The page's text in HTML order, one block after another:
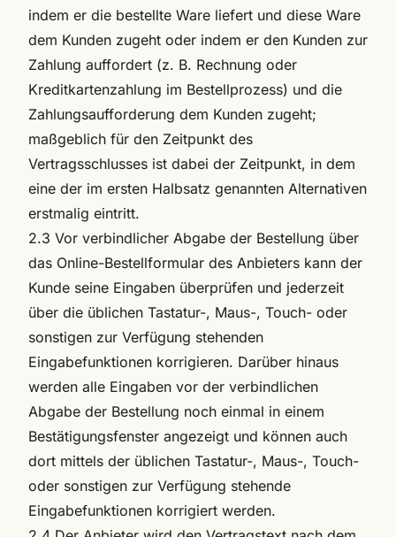
indem er die bestellte Ware liefert und diese Ware
dem Kunden zugeht oder indem er den Kunden zur
Zahlung auffordert (z. B. Rechnung oder
Kreditkartenzahlung im Bestellprozess) und die
Zahlungsaufforderung dem Kunden zugeht;
maßgeblich für den Zeitpunkt des
Vertragsschlusses ist dabei der Zeitpunkt, in dem
eine der im ersten Halbsatz genannten Alternativen
erstmalig eintritt.
2.3 Vor verbindlicher Abgabe der Bestellung über
das Online-Bestellformular des Anbieters kann der
Kunde seine Eingaben überprüfen und jederzeit
über die üblichen Tastatur-, Maus-, Touch- oder
sonstigen zur Verfügung stehenden
Eingabefunktionen korrigieren. Darüber hinaus
werden alle Eingaben vor der verbindlichen
Abgabe der Bestellung noch einmal in einem
Bestätigungsfenster angezeigt und können auch
dort mittels der üblichen Tastatur-, Maus-, Touch-
oder sonstigen zur Verfügung stehende
Eingabefunktionen korrigiert werden.